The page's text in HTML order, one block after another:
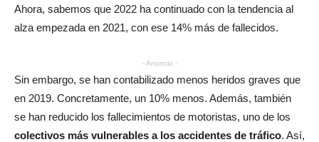
Ahora, sabemos que 2022 ha continuado con la tendencia al
alza empezada en 2021, con ese 14% más de fallecidos.
- Anuncio -
Sin embargo, se han contabilizado menos heridos graves que
en 2019. Concretamente, un 10% menos. Además, también
se han reducido los fallecimientos de motoristas, uno de los
colectivos más vulnerables a los accidentes de tráfico. Así,